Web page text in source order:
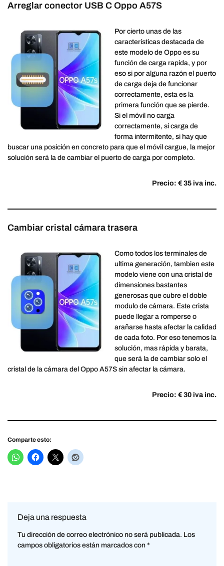
Arreglar conector USB C Oppo A57S
Por cierto unas de las
características destacada de
este modelo de Oppo es su
función de carga rapida, y por
eso si por alguna razón el puerto
de carga deja de funcionar
correctamente, esta es la
primera función que se pierde.
Si el móvil no carga
correctamente, si carga de
forma intermitente, si hay que
buscar una posición en concreto para que el móvil cargue, la mejor
solución será la de cambiar el puerto de carga por completo.
Precio: € 35 iva inc.
Cambiar cristal cámara trasera
Como todos los terminales de
ultima generación, tambien este
modelo viene con una cristal de
dimensiones bastantes
generosas que cubre el doble
modulo de cámara. Este crista
puede llegar a romperse o
arañarse hasta afectar la calidad
de cada foto. Por eso tenemos la
solución, mas rápida y barata,
que será la de cambiar solo el
cristal de la cámara del Oppo A57S sin afectar la cámara.
Precio: € 30 iva inc.
Comparte esto:
Deja una respuesta
Tu dirección de correo electrónico no será publicada. Los
campos obligatorios están marcados con *